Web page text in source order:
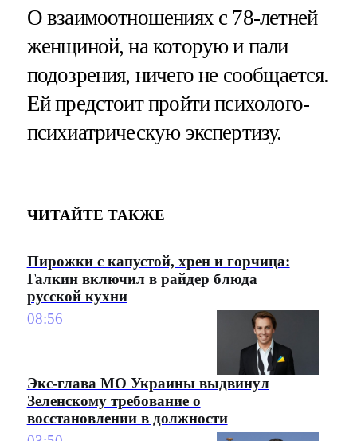
О взаимоотношениях с 78-летней
женщиной, на которую и пали
подозрения, ничего не сообщается.
Ей предстоит пройти психолого-
психиатрическую экспертизу.
ЧИТАЙТЕ ТАКЖЕ
Пирожки с капустой, хрен и горчица:
Галкин включил в райдер блюда
русской кухни
08:56
Экс-глава МО Украины выдвинул
Зеленскому требование о
восстановлении в должности